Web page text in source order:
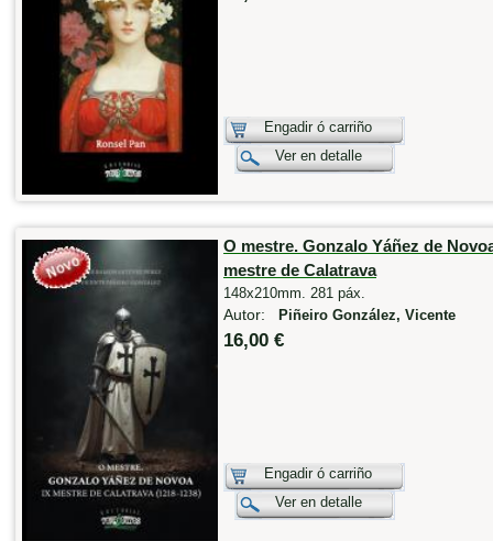
Engadir ó carriño
Ver en detalle
O mestre. Gonzalo Yáñez de
mestre de Calatrava
148x210mm. 281 páx.
Autor: Piñeiro González, Vicente
16,00 €
Engadir ó carriño
Ver en detalle